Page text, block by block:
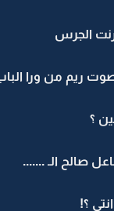
الجرس
ريم من ورا الباب
؟
صالح الـ .......
؟!